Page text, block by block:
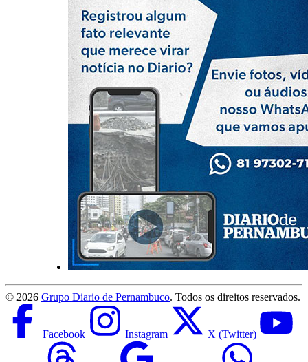
© 2026 Grupo Diario de Pernambuco. Todos os direitos reservados.
Facebook Instagram X (Twitter)